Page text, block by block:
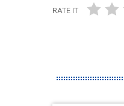
RATE IT